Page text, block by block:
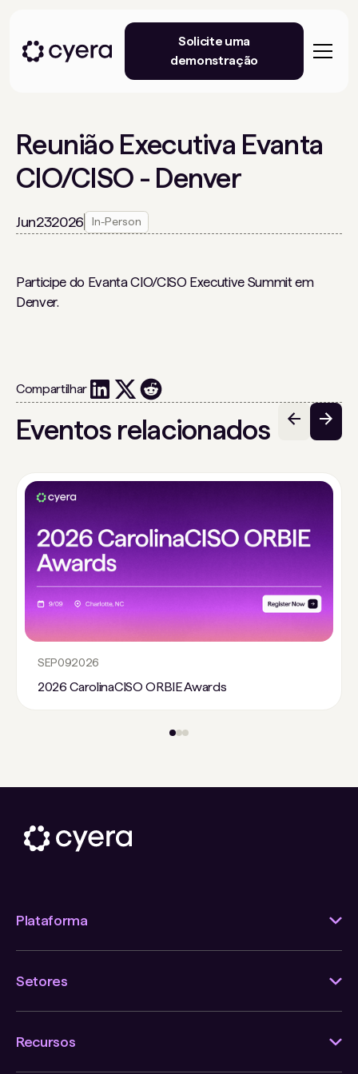
Solicite uma
demonstração
Reunião Executiva Evanta
CIO/CISO - Denver
Jun232026 In-Person
Participe do Evanta CIO/CISO Executive Summit em
Denver.
Compartilhar
Eventos relacionados
SEP092026
2026 CarolinaCISO ORBIE Awards
Plataforma
Setores
Recursos